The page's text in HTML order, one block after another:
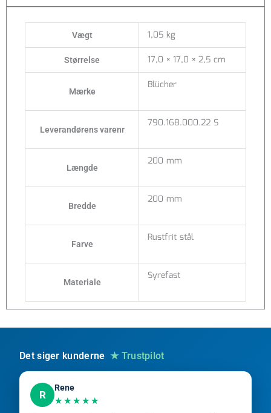
Vægt 1,05 kg
Størrelse 17,0 × 17,0 × 2,5 cm
Mærke Blücher
Leverandørens varenr 790.168.000.22 S
Længde 200 mm
Bredde 200 mm
Farve Rustfrit stål
Materiale Syrefast
Det siger kunderne ★ Trustpilot
R
Rene
★★★★★